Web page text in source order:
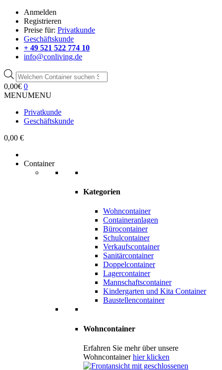
Anmelden
Registrieren
Preise für: Privatkunde
Geschäftskunde
+ 49 521 522 774 10
info@conliving.de
Products
search
0,00€ 0
MENUMENU
Privatkunde
Geschäftskunde
0,00 €
Container
Kategorien
Wohncontainer
Containeranlagen
Bürocontainer
Schulcontainer
Verkaufscontainer
Sanitärcontainer
Doppelcontainer
Lagercontainer
Mannschaftscontainer
Kindergarten und Kita Container
Baustellencontainer
Wohncontainer
Erfahren Sie mehr über unsere
Wohncontainerhier klicken